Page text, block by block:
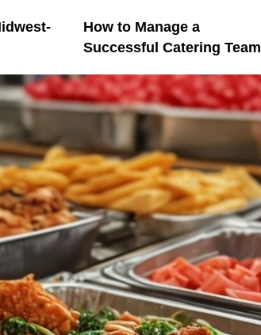
How to Manage a
Successful Catering Team